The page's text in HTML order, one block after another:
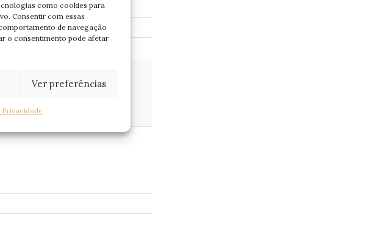
como cookies para
Consentir com essas
de navegação
o consentimento pode afetar
Ver preferências